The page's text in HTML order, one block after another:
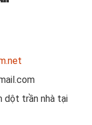
dột trần nhà tại